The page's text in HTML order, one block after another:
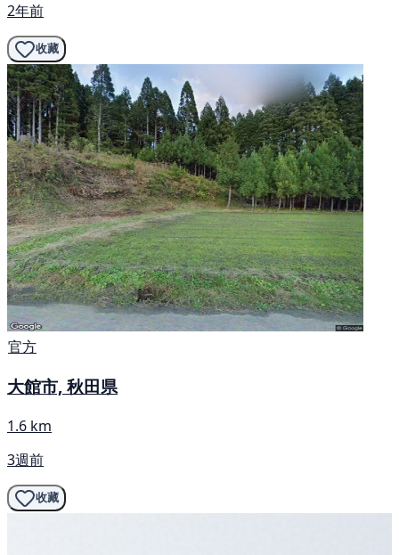
2年前
收藏
官方
大館市, 秋田県
1.6 km
3週前
收藏